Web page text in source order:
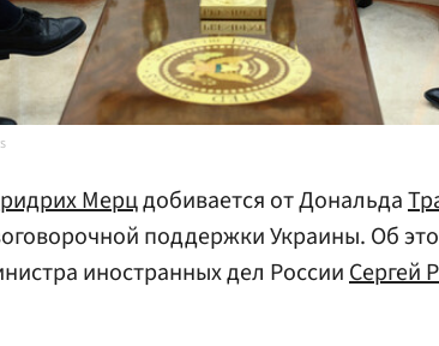
Мерцдобивается от Дональда
поддержки Украины. Об
иностранных дел РоссииСергей